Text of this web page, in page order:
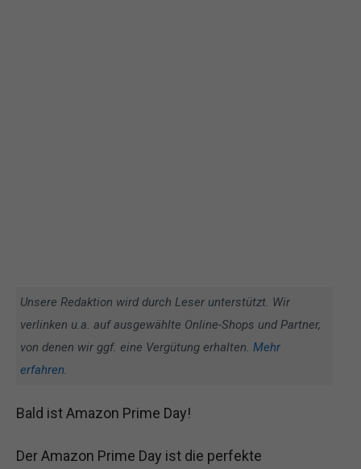
Unsere Redaktion wird durch Leser unterstützt. Wir
verlinken u.a. auf ausgewählte Online-Shops und Partner,
von denen wir ggf. eine Vergütung erhalten. Mehr
erfahren.
Bald ist Amazon Prime Day!
Der Amazon Prime Day ist die perfekte